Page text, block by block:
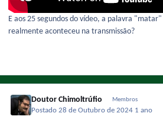
E aos 25 segundos do vídeo, a palavra
realmente aconteceu na transmissão?
Doutor Chimoltrúfio Membros
Postado28 de Outubro de 2024 1 ano